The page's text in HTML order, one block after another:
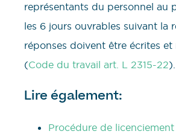
représentants du personnel au
les 6 jours ouvrables suivant la
réponses doivent être écrites et
(Code du travail art. L 2315-22).
Lire également:
Procédure de